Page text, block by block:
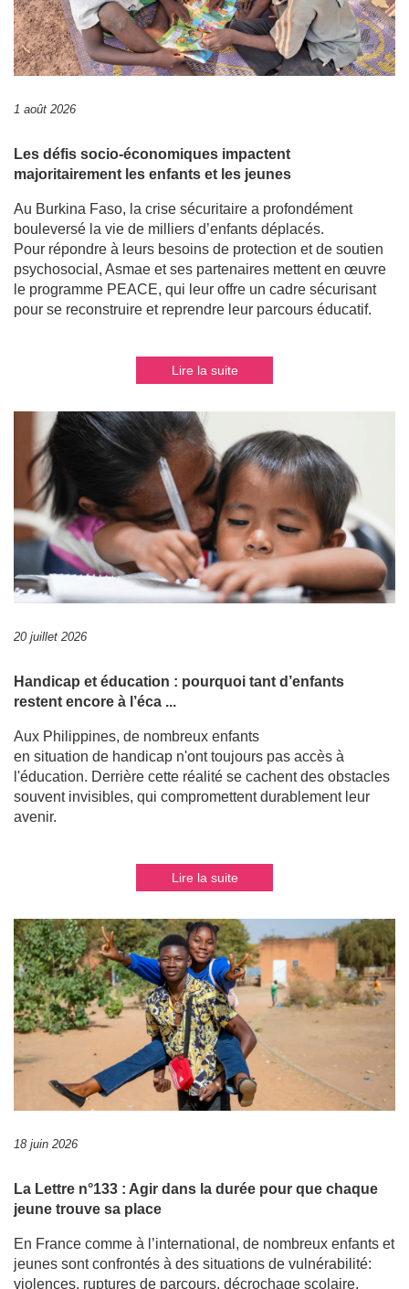
1 août 2026
Les défis socio-économiques impactent
majoritairement les enfants et les jeunes
Au Burkina Faso, la crise sécuritaire a profondément
bouleversé la vie de milliers d’enfants déplacés.
Pour répondre à leurs besoins de protection et de soutien
psychosocial, Asmae et ses partenaires mettent en œuvre
le programme PEACE, qui leur offre un cadre sécurisant
pour se reconstruire et reprendre leur parcours éducatif.
Lire la suite
20 juillet 2026
Handicap et éducation : pourquoi tant d’enfants
restent encore à l’éca ...
Aux Philippines, de nombreux enfants
en situation de handicap n'ont toujours pas accès à
l'éducation. Derrière cette réalité se cachent des obstacles
souvent invisibles, qui compromettent durablement leur
avenir.
Lire la suite
18 juin 2026
La Lettre n°133 : Agir dans la durée pour que chaque
jeune trouve sa place
En France comme à l’international, de nombreux enfants et
jeunes sont confrontés à des situations de vulnérabilité:
violences, ruptures de parcours, décrochage scolaire,